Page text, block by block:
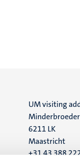
UM visiting
6211 LK
Maastricht
+31 43 388